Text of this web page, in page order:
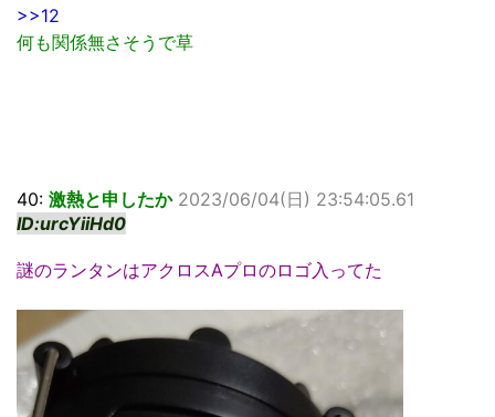
>>12
何も関係無さそうで草
40: 激熱と申したか 2023/06/04(日) 23:54:05.61
ID:urcYiiHd0
謎のランタンはアクロスAプロのロゴ入ってた